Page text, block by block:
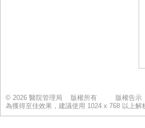
© 2026 醫院管理局 版權所有 版權告示
為獲得至佳效果，建議使用 1024 x 768 以上解